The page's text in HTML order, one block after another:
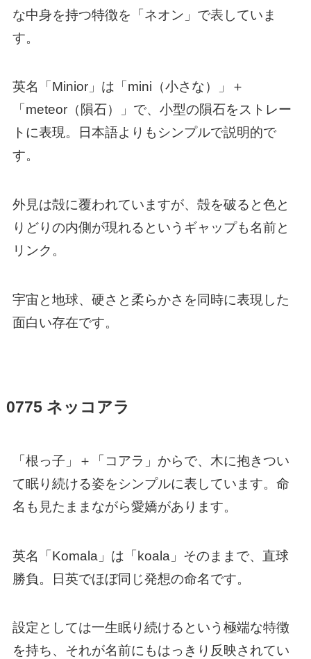
な中身を持つ特徴を「ネオン」で表していま
す。
英名「Minior」は「mini（小さな）」＋
「meteor（隕石）」で、小型の隕石をストレー
トに表現。日本語よりもシンプルで説明的で
す。
外見は殻に覆われていますが、殻を破ると色と
りどりの内側が現れるというギャップも名前と
リンク。
宇宙と地球、硬さと柔らかさを同時に表現した
面白い存在です。
0775 ネッコアラ
「根っ子」＋「コアラ」からで、木に抱きつい
て眠り続ける姿をシンプルに表しています。命
名も見たままながら愛嬌があります。
英名「Komala」は「koala」そのままで、直球
勝負。日英でほぼ同じ発想の命名です。
設定としては一生眠り続けるという極端な特徴
を持ち、それが名前にもはっきり反映されてい